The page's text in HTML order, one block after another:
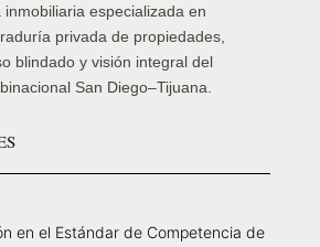
inmobiliaria especializada en
privada de propiedades,
blindado y visión integral del
San Diego–Tijuana.
en el Estándar de Competencia de